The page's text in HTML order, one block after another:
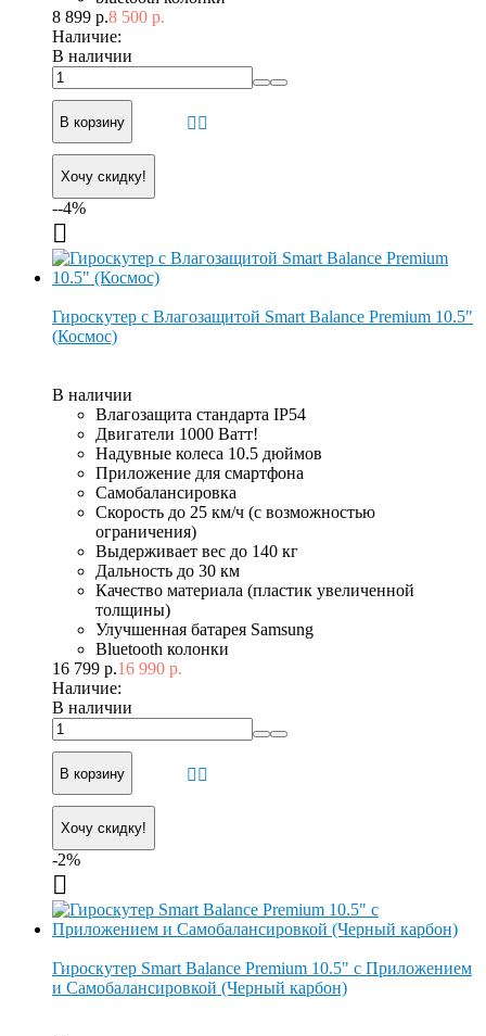
8 899 р.8 500 р.
Наличие:
В наличии
В корзину
Хочу скидку!
--4%
Гироскутер с Влагозащитой Smart Balance Premium 10.5"
(Космос)
В наличии
Влагозащита стандарта IP54
Двигатели 1000 Ватт!
Надувные колеса 10.5 дюймов
Приложение для смартфона
Самобалансировка
Скорость до 25 км/ч (с возможностью
ограничения)
Выдерживает вес до 140 кг
Дальность до 30 км
Качество материала (пластик увеличенной
толщины)
Улучшенная батарея Samsung
Bluetooth колонки
16 799 р.16 990 р.
Наличие:
В наличии
В корзину
Хочу скидку!
-2%
Гироскутер Smart Balance Premium 10.5" с Приложением
и Самобалансировкой (Черный карбон)